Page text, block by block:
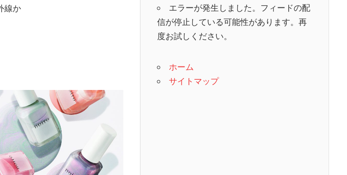
線か
エラーが発生しました。フィードの配
信が停止している可能性があります。再
度お試しください。
ホーム
サイトマップ